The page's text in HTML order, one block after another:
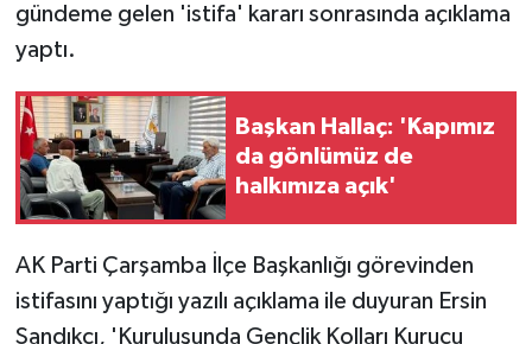
gündeme gelen 'istifa' kararı sonrasında açıklama
yaptı.
Başkan Hallaç: 'Kapımız
da gönlümüz de
halkımıza açık'
AK Parti Çarşamba İlçe Başkanlığı görevinden
istifasını yaptığı yazılı açıklama ile duyuran Ersin
Sandıkcı, 'Kuruluşunda Gençlik Kolları Kurucu
GENEL
GÜNDEM
Güvenlik
HABERDE İNSAN